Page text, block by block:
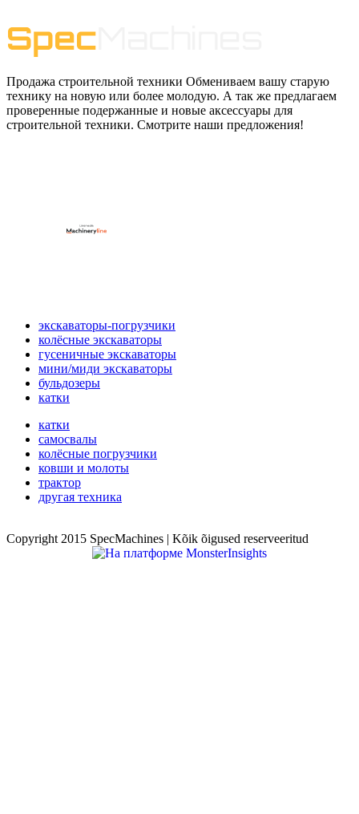
Продажа строительной техники Обмениваем вашу старую
технику на новую или более молодую. А так же предлагаем
проверенные подержанные и новые аксессуары для
строительной техники. Смотрите наши предложения!
экскаваторы-погрузчики
колёсные экскаваторы
гусеничные экскаваторы
мини/миди экскаваторы
бульдозеры
катки
катки
самосвалы
колёсные погрузчики
ковши и молоты
трактор
другая техника
Copyright 2015 SpecMachines | Kõik õigused reserveeritud